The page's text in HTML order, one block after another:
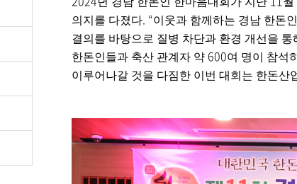
의지를 다졌다. “이웃과 함께하는 경남 한돈인
결의를 바탕으로 질병 차단과 환경 개선을
한돈인들과 축산 관계자 약 600여 명이 참석
이루어나갈 것을 다짐한 이번 대회는 한돈